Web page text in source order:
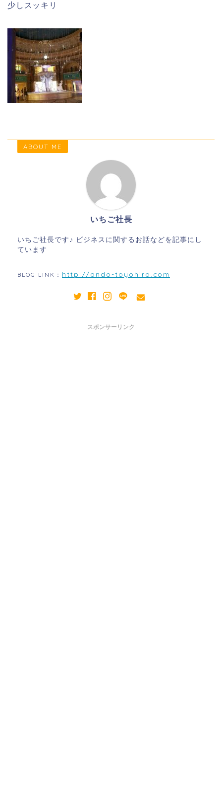
少しスッキリ
ABOUT ME
いちご社長
いちご社長です♪ ビジネスに関するお話などを記事にし
ています
BLOG LINK： http://ando-toyohiro.com
スポンサーリンク